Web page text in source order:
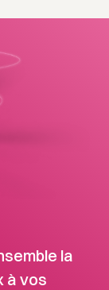
la
à vos